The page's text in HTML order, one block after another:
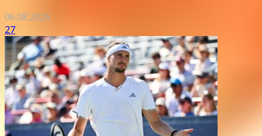
06.08.2026
27